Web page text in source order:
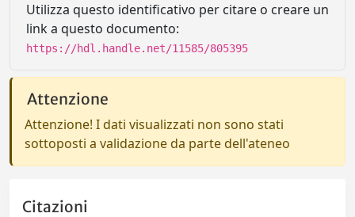
Utilizza questo identificativo per citare o creare un
link a questo documento:
https://hdl.handle.net/11585/805395
Attenzione
Attenzione! I dati visualizzati non sono stati
sottoposti a validazione da parte dell'ateneo
Citazioni